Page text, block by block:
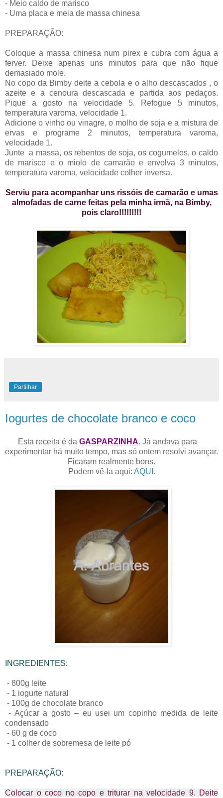
- Meio caldo de marisco
- Uma placa e meia de massa chinesa
PREPARAÇÃO:
Coloque a massa chinesa num pirex e cubra com água a
ferver. Deixe apenas uns minutos para que não fique
demasiado mole.
No copo da Bimby deite a cebola e o alho descascados , o
azeite e a cenoura descascada e partida aos pedaços.
Pique a gosto na velocidade 5. Refogue 5 minutos,
temperatura varoma, velocidade 1.
Adicione o vinho ou vinagre, o molho de soja e a mistura de
ervas e programe 2 minutos, temperatura varoma,
velocidade 1.
Junte a massa, os rebentos de soja, os cogumelos, o caldo
de marisco e o miolo de camarão e envolva 3 minutos,
temperatura varoma, velocidade colher inversa.
Serviu para acompanhar uns rissóis de camarão e umas
almofadas de carne feitas pela minha irmã, na Bimby,
pois claro!!!!!!!!!
Partilhar
Iogurtes de chocolate branco e coco
Esta receita é daGASPARZINHA. Já andava para
experimentar há muito tempo, mas só ontem resolvi avançar.
Ficaram realmente bons.
Podem vê-la aqui: AQUI .
INGREDIENTES:
- 800g leite
- 1 iogurte natural
- 100g de chocolate branco
- Açúcar a gosto – eu usei um copinho medida de leite
condensado
- 60 g de coco
- 1 colher de sobremesa de leite pó
PREPARAÇÃO:
Colocar o coco no copo e triturar na velocidade 9. Deite